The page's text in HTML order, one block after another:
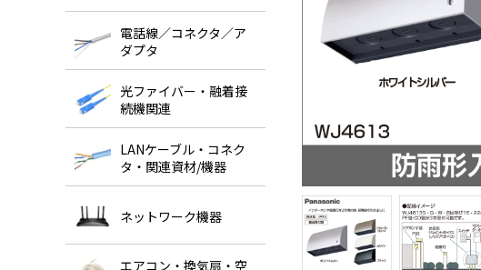
電話線／コネクタ／ア
ダプタ
光ファイバー・融着接
続機関連
LANケーブル・コネク
タ・関連資材/機器
ネットワーク機器
エアコン・換気扇・空